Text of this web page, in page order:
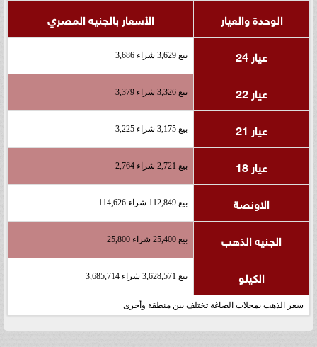
الوحدة والعيار
الأسعار بالجنيه المصري
عيار 24
بيع 3,629 شراء 3,686
عيار 22 بيع 3,326 شراء 3,379
عيار 21 بيع 3,175 شراء 3,225
عيار 18 بيع 2,721 شراء 2,764
الاونصة بيع 112,849 شراء 114,626
الجنيه الذهب بيع 25,400 شراء 25,800
الكيلو بيع 3,628,571 شراء 3,685,714
سعر الذهب بمحلات الصاغة تختلف بين منطقة وأخرى